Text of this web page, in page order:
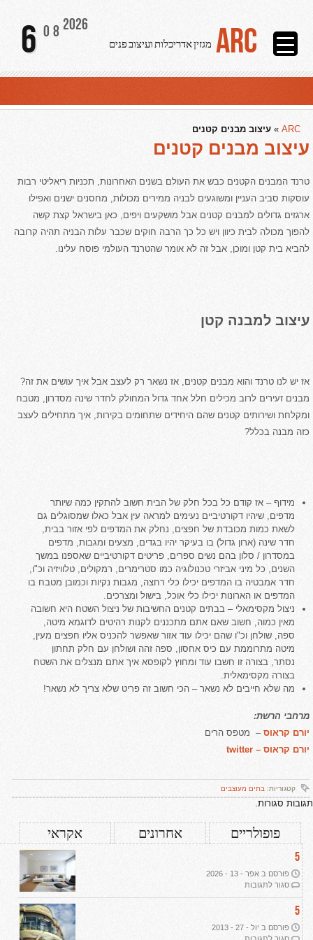
6 082026 ARC מגזין אדריכלות ועיצוב פנים
ARC
» עיצוב מבנים קטנים
עיצוב מבנים קטנים
טרנד המבנים הקטנים כבש את העולם בשנים האחרונות, תכניות ריאליטי רבות
עוסקות סביב העניין ומשוגעים לבניה ממירים מכולות, מחסנים ישנים ואפילו
ארגזים גדולים למבנים קטנים אבל מושקעים ויפים, כאן בישראל קצת קשה
להפוך מכולה לבית כיוון ויש כל כך הרבה חוקים שכבר עלות הבניה תהיה קרובה
להביא בית קטן ומוכן, אבל זה לא אומר שהטרנד העולמי פוסח עלינו.
עיצוב למבנה קטן
אז יש לנו טרנד והוא מבנים קטנים, אז נשאר רק לעצב אבל איך עושים את זה?
מבנים זעירים לרוב מכילים חלל אחד גדול המחולק לחדר שינה מסדרון, מטבח
ומקלחת ושירותים קטנים שהם היחידים שתחומים בקירות, איך מתחילים לעצב
כזה מבנה בכלל?
מידוף – אז קודם כל בכל חלק של הבית חשוב להתקין כמה שיותר
מדפים, שיהיו דקורטיביים נעימים למראה עין אבל כאלו שמסוגלים גם
לשאת כמות מכובדת של חפצים, נחלק את המדפים לפי אזור בבית,
חדר שינה (ארון גדול) בו בעיקר יהיו בגדים, מצעים ומגבות, מדפים
במסדרון / סלון בהם נשים ספרים, פריטים דקורטיביים שאספנו במשך
השנים, כל מיני אביזרי טכנולוגיה כמו סטרימרים, רמקולים, טלוויזיה וכ"ו,
חדר אמבטיה בו המדפים יכילו כלי רחצה, מגבות נקיות וכמובן מטבח בו
המדפים או הארונות יכילו כלי אוכל, בישול ומצרכים.
ניצול מקסימאלי – בבתים קטנים החשיבות של ניצול השטח היא חשובה
מאין כמוה, חשוב שאם אתם מתכננים לקנות רהיטים לדוגמא מיטה,
ספה, שולחן וכ"ו שהם יכילו עוד אזור שאפשר להכניס אליו חפצים מעין,
מיטה מתרוממת עם כיס אחסון, ספה זהה ושולחן עם חלק תחתון
נסתר, בצורה זו חשבו עוד ומחוץ לקופסא איך אתם מנצלים את השטח
בצורה מקסימאלית.
מה שלא חייבים לא נשאר – הכי חשוב זה פריט שלא צריך לא נשאר!
מרחבי הרשת:
יורם קראוס – מטפס הרים
יורם קראוס – twitter
קטגוריות: בתים מעוצבים
תגובות סגורות.
פופולריים אחרונים אקראי
5
פורסם ב אפר - 13 - 2026
סגור לתגובותעל
ב-2026:
5
פורסם ב יול - 27 - 2013
על